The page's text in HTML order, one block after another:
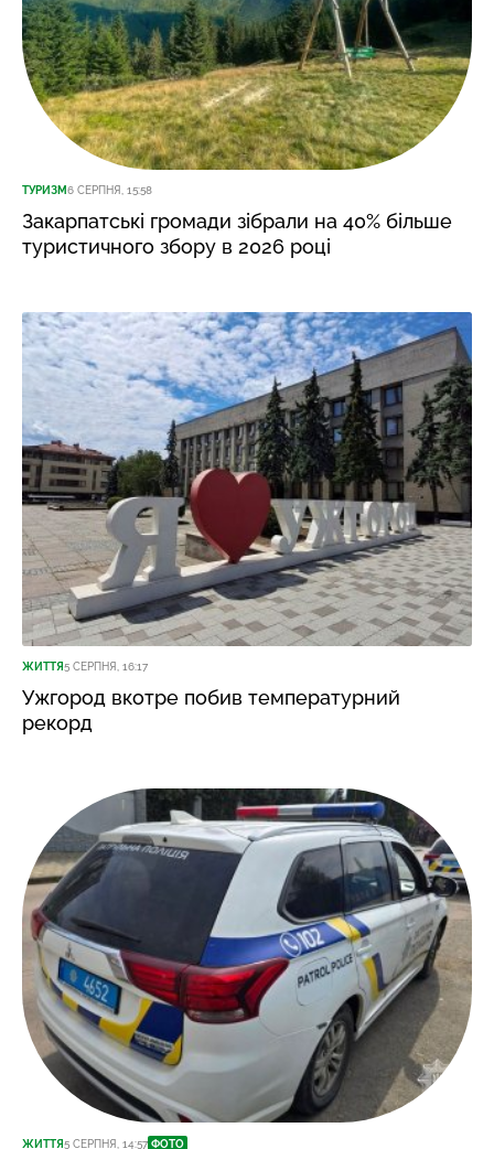
ТУРИЗМ6 СЕРПНЯ, 15:58
Закарпатські громади зібрали на 40% більше
туристичного збору в 2026 році
ЖИТТЯ5 СЕРПНЯ, 16:17
Ужгород вкотре побив температурний
рекорд
ЖИТТЯ5 СЕРПНЯ, 14:57 ФОТО